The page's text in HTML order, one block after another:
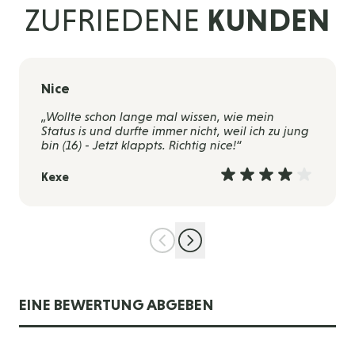
ZUFRIEDENE KUNDEN
Nice
„Wollte schon lange mal wissen, wie mein
Status is und durfte immer nicht, weil ich zu jung
bin (16) - Jetzt klappts. Richtig nice!“
Kexe
EINE BEWERTUNG ABGEBEN